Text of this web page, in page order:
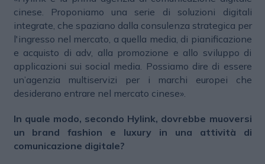
cinese. Proponiamo una serie di soluzioni digitali
integrate, che spaziano dalla consulenza strategica per
l'ingresso nel mercato, a quella media, di pianificazione
e acquisto di adv, alla promozione e allo sviluppo di
applicazioni sui social media. Possiamo dire di essere
un’agenzia multiservizi per i marchi europei che
desiderano entrare nel mercato cinese».
In quale modo, secondo Hylink, dovrebbe muoversi
un brand fashion e luxury in una attività di
comunicazione digitale?